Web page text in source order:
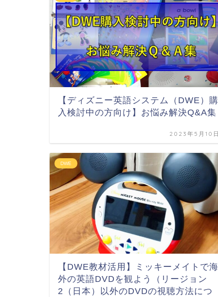
【ディズニー英語システム（DWE）購
入検討中の方向け】お悩み解決Q&A集
2023年5月10
DWE
【DWE教材活用】ミッキーメイトで海
外の英語DVDを観よう（リージョン
2（日本）以外のDVDの視聴方法につ